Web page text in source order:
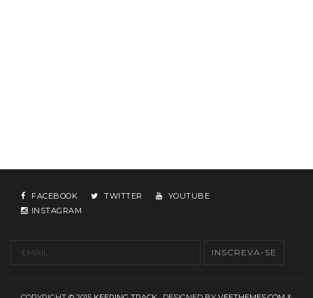
FACEBOOK TWITTER
YOUTUBE
INSTAGRAM